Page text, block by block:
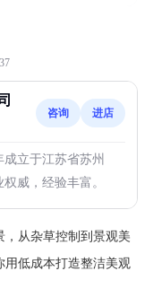
咨询 进店
立于江苏省苏州
威，经验丰富。
从杂草控制到景观美
用低成本打造整洁美观